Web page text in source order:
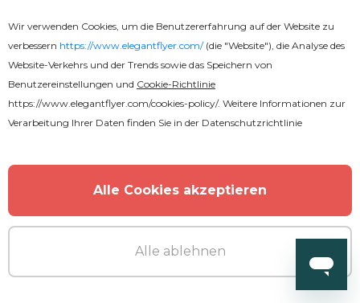
Wir verwenden Cookies, um die Benutzererfahrung auf der Website zu
verbessern https://www.elegantflyer.com/(die "Website"), die Analyse des
Website-Verkehrs und der Trends sowie das Speichern von
Benutzereinstellungen und Cookie-Richtlinie
https://www.elegantflyer.com/cookies-policy/. Weitere Informationen zur
Verarbeitung Ihrer Daten finden Sie in der Datenschutzrichtlinie
Alle Cookies akzeptieren
Alle ablehnen